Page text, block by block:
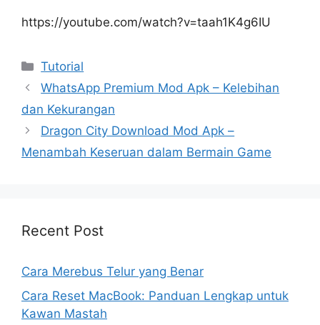
https://youtube.com/watch?v=taah1K4g6IU
Kategori
Tutorial
WhatsApp Premium Mod Apk – Kelebihan
dan Kekurangan
Dragon City Download Mod Apk –
Menambah Keseruan dalam Bermain Game
Recent Post
Cara Merebus Telur yang Benar
Cara Reset MacBook: Panduan Lengkap untuk
Kawan Mastah